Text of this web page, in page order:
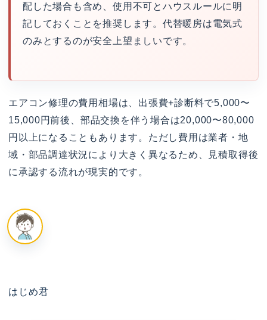
配した場合も含め、使用不可とハウスルールに明
記しておくことを推奨します。代替暖房は電気式
のみとするのが安全上望ましいです。
エアコン修理の費用相場は、出張費+診断料で5,000〜
15,000円前後、部品交換を伴う場合は20,000〜80,000
円以上になることもあります。ただし費用は業者・地
域・部品調達状況により大きく異なるため、見積取得後
に承認する流れが現実的です。
はじめ君